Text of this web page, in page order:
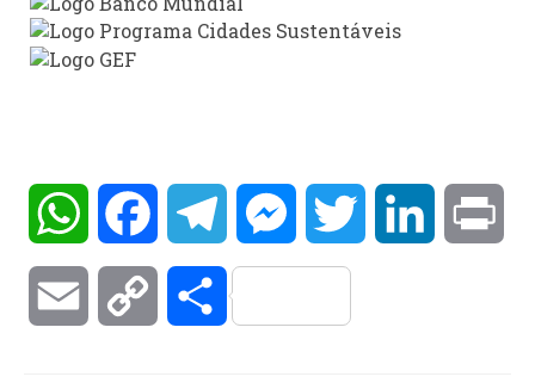
WhatsAppFacebookTelegramMessengerTwitter LinkedIn
Email Copy Compartilhar